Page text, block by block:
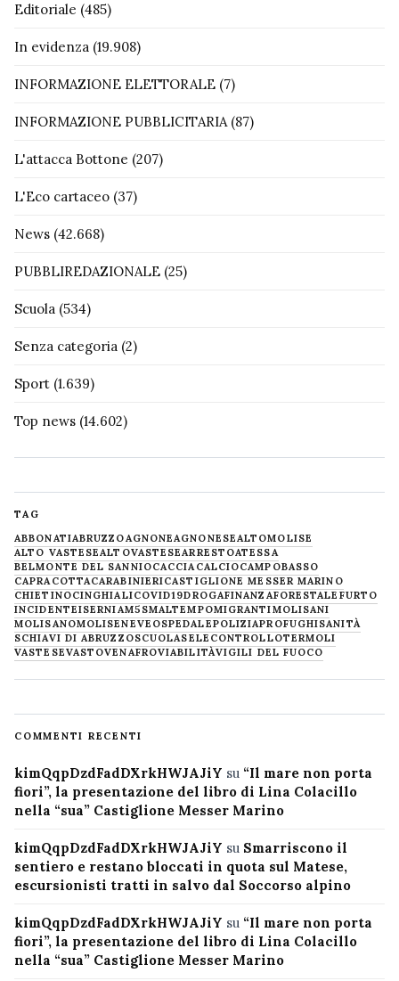
Editoriale (485)
In evidenza (19.908)
INFORMAZIONE ELETTORALE (7)
INFORMAZIONE PUBBLICITARIA(87)
L'attacca Bottone (207)
L'Eco cartaceo (37)
News (42.668)
PUBBLIREDAZIONALE (25)
Scuola (534)
Senza categoria (2)
Sport (1.639)
Top news (14.602)
TAG
ABBONATIABRUZZOAGNONEAGNONESEALTOMOLISE
ALTO VASTESEALTOVASTESEARRESTOATESSA
BELMONTE DEL SANNIOCACCIACALCIOCAMPOBASSO
CAPRACOTTACARABINIERICASTIGLIONE MESSER MARINO
CHIETINOCINGHIALICOVID19DROGAFINANZAFORESTALE FURTO
INCIDENTEISERNIAM5SMALTEMPOMIGRANTIMOLISANI
MOLISANOMOLISENEVE OSPEDALEPOLIZIAPROFUGHISANITÀ
SCHIAVI DI ABRUZZOSCUOLASELECONTROLLOTERMOLI
VASTESEVASTOVENAFROVIABILITÀVIGILI DEL FUOCO
COMMENTI RECENTI
kimQqpDzdFadDXrkHWJAJiY su “Il mare non porta
fiori”, la presentazione del libro di Lina Colacillo
nella “sua” Castiglione Messer Marino
kimQqpDzdFadDXrkHWJAJiY su Smarriscono il
sentiero e restano bloccati in quota sul Matese,
escursionisti tratti in salvo dal Soccorso alpino
kimQqpDzdFadDXrkHWJAJiY su “Il mare non porta
fiori”, la presentazione del libro di Lina Colacillo
nella “sua” Castiglione Messer Marino